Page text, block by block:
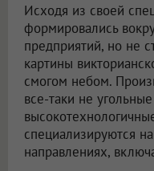
Исходя из своей
формировались
предприятий, но не
картины
смогом небом.
все-таки не
специализируются
направлениях,